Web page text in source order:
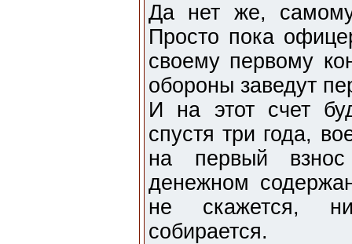
Да нет же,
Просто пока
своему первому
обороны заведут
И на этот счет
спустя три года,
на первый
денежном
не скажется,
собирается.